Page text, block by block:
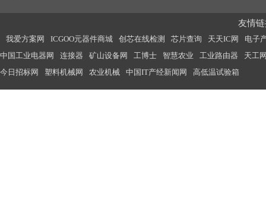
友情
我爱方案网 ICGOO元器件商城 创芯在线检测 芯片查询 天天IC网
电子
中国工业电器网
连接器 矿山设备网 工博士 智慧农业 工业路由器
天工
今日招标网
塑料机械网 农业机械 中国IT产经新闻网 高低温试验箱